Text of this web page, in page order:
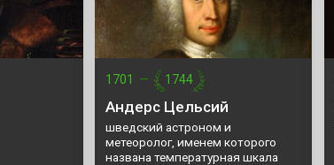
1701 — 1744
Андерс Цельсий
шведский астроном и
метеоролог, именем которого
названа температурная шкала